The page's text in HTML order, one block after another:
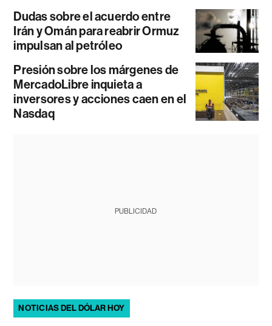
Dudas sobre el acuerdo entre
Irán y Omán para reabrir Ormuz
impulsan al petróleo
Presión sobre los márgenes de
MercadoLibre inquieta a
inversores y acciones caen en el
Nasdaq
PUBLICIDAD
NOTICIAS DEL DÓLAR HOY